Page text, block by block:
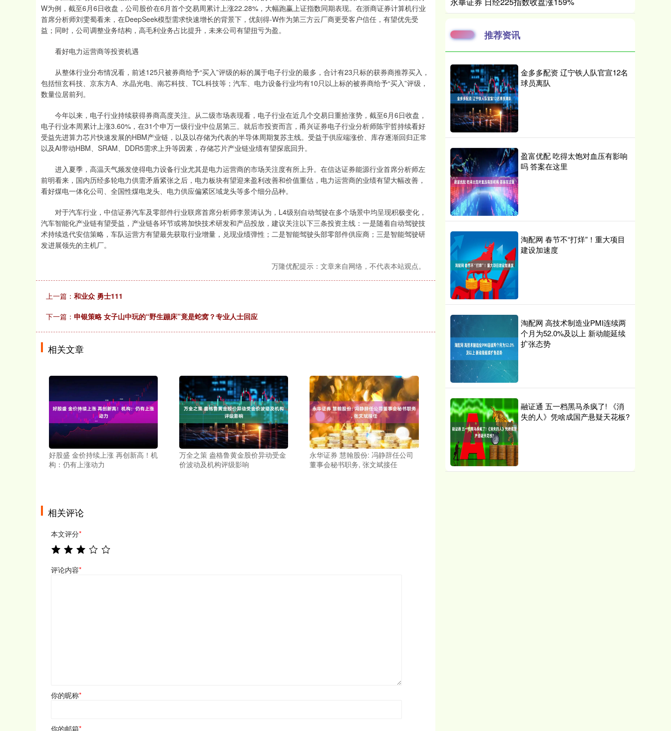
W为例，截至6月6日收盘，公司股价在6月首个交易周累计上涨22.28%，大幅跑赢上证指数同期表现。在浙商证券计算机行业
首席分析师刘雯蜀看来，在DeepSeek模型需求快速增长的背景下，优刻得-W作为第三方云厂商更受客户信任，有望优先受
益；同时，公司调整业务结构，高毛利业务占比提升，未来公司有望扭亏为盈。
看好电力运营商等投资机遇
从整体行业分布情况看，前述125只被券商给予“买入”评级的标的属于电子行业的最多，合计有23只标的获券商推荐买入，
包括恒玄科技、京东方A、水晶光电、南芯科技、TCL科技等；汽车、电力设备行业均有10只以上标的被券商给予“买入”评级，
数量位居前列。
今年以来，电子行业持续获得券商高度关注。从二级市场表现看，电子行业在近几个交易日重拾涨势，截至6月6日收盘，
电子行业本周累计上涨3.60%，在31个申万一级行业中位居第三。就后市投资而言，甬兴证券电子行业分析师陈宇哲持续看好
受益先进算力芯片快速发展的HBM产业链，以及以存储为代表的半导体周期复苏主线。受益于供应端涨价、库存逐渐回归正常
以及AI带动HBM、SRAM、DDR5需求上升等因素，存储芯片产业链业绩有望探底回升。
进入夏季，高温天气频发使得电力设备行业尤其是电力运营商的市场关注度有所上升。在信达证券能源行业首席分析师左
前明看来，国内历经多轮电力供需矛盾紧张之后，电力板块有望迎来盈利改善和价值重估，电力运营商的业绩有望大幅改善，
看好煤电一体化公司、全国性煤电龙头、电力供应偏紧区域龙头等多个细分品种。
对于汽车行业，中信证券汽车及零部件行业联席首席分析师李景涛认为，L4级别自动驾驶在多个场景中均呈现积极变化，
汽车智能化产业链有望受益，产业链各环节或将加快技术研发和产品投放，建议关注以下三条投资主线：一是随着自动驾驶技
术持续迭代安信策略，车队运营方有望最先获取行业增量，兑现业绩弹性；二是智能驾驶头部零部件供应商；三是智能驾驶研
发进展领先的主机厂。
万隆优配提示：文章来自网络，不代表本站观点。
上一篇： 和业众 勇士111
下一篇： 申银策略 女子山中玩的“野生蹦床”竟是蛇窝？专业人士回应
相关文章
好股盛 金价持续上涨 再创新高！机
构：仍有上涨动力
万全之策 盎格鲁黄金股价异动受金
价波动及机构评级影响
永华证券 慧翰股份: 冯静辞任公司
董事会秘书职务, 张文斌接任
相关评论
本文评分*
评论内容*
你的昵称*
你的邮箱*
推荐资讯
金多多配资 辽宁铁人队官宣12名
球员离队
盈富优配 吃得太饱对血压有影响
吗 答案在这里
淘配网 春节不“打烊”！重大项目
建设加速度
淘配网 高技术制造业PMI连续两
个月为52.0%及以上 新动能延续
扩张态势
融证通 五一档黑马杀疯了! 《消
失的人》凭啥成国产悬疑天花板?